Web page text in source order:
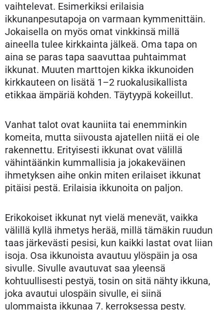
vaihtelevat. Esimerkiksi erilaisia
ikkunanpesutapoja on varmaan kymmenittäin.
Jokaisella on myös omat vinkkinsä millä
aineella tulee kirkkainta jälkeä. Oma tapa on
aina se paras tapa saavuttaa puhtaimmat
ikkunat. Muuten marttojen kikka ikkunoiden
kirkkauteen on lisätä 1–2 ruokalusikallista
etikkaa ämpäriä kohden. Täytyypä kokeillut.
Vanhat talot ovat kauniita tai enemminkin
komeita, mutta siivousta ajatellen niitä ei ole
rakennettu. Erityisesti ikkunat ovat välillä
vähintäänkin kummallisia ja jokakeväinen
ihmetyksen aihe onkin miten erilaiset ikkunat
pitäisi pestä. Erilaisia ikkunoita on paljon.
Erikokoiset ikkunat nyt vielä menevät, vaikka
välillä kyllä ihmetys herää, millä tämäkin ruudun
taas järkevästi pesisi, kun kaikki lastat ovat liian
isoja. Osa ikkunoista avautuu ylöspäin ja osa
sivulle. Sivulle avautuvat saa yleensä
kohtuullisesti pestyä, tosin on sitä nähty ikkuna,
joka avautui ulospäin sivulle, ei siinä
ulommaista ikkunaa 7. kerroksessa pesty.